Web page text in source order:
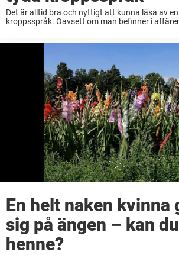
Det är alltid bra och nyttigt att kunna läsa av
kroppsspråk. Oavsett om man befinner i
En helt naken kvinna
sig på ängen – kan
henne?